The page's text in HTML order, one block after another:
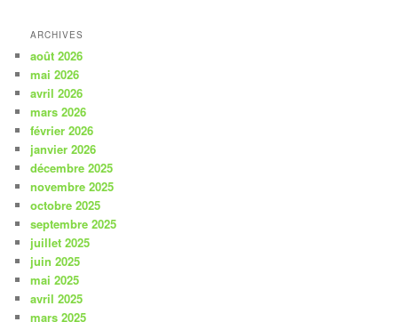
ARCHIVES
août 2026
mai 2026
avril 2026
mars 2026
février 2026
janvier 2026
décembre 2025
novembre 2025
octobre 2025
septembre 2025
juillet 2025
juin 2025
mai 2025
avril 2025
mars 2025